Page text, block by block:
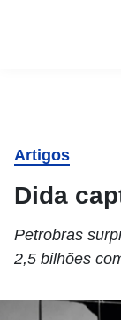
Artigos
Dida
Petrobras
2,5 bilhões